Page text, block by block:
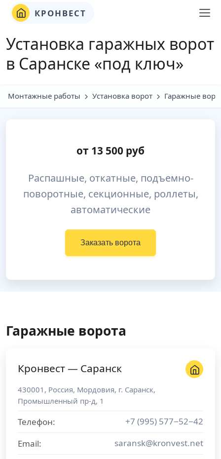
КРОНВЕСТ
Установка гаражных ворот
в Саранске «под ключ»
Монтажные работы Установка ворот Гаражные
от 13 500 руб
Распашные, откатные, подъемно-
поворотные, секционные, роллеты,
автоматические
Заказать ворота
Гаражные ворота
Кронвест — Саранск
430001 , Россия, Мордовия, г. Саранск,
Промышленный пр-д, 1
Телефон:
+7 (995) 577−52−42
Email:
saransk@kronvest.net